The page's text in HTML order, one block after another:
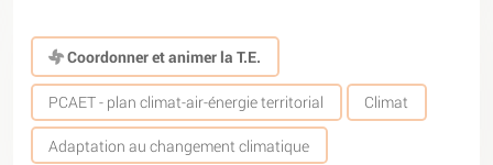
Coordonner et animer la T.E.
PCAET - plan climat-air-énergie territorial Climat
Adaptation au changement climatique